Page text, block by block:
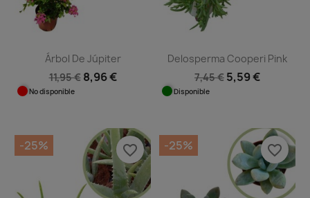
Árbol De Júpiter
11,95 € 8,96 €
No disponible
Delosperma Cooperi Pink
7,45 € 5,59 €
Disponible
-25% favorite_border -25% favorite_border